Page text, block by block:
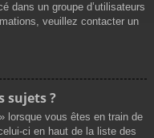
dans un groupe d’utilisateurs
veuillez contacter un
sujets ?
lorsque vous êtes en train de
ci en haut de la liste des